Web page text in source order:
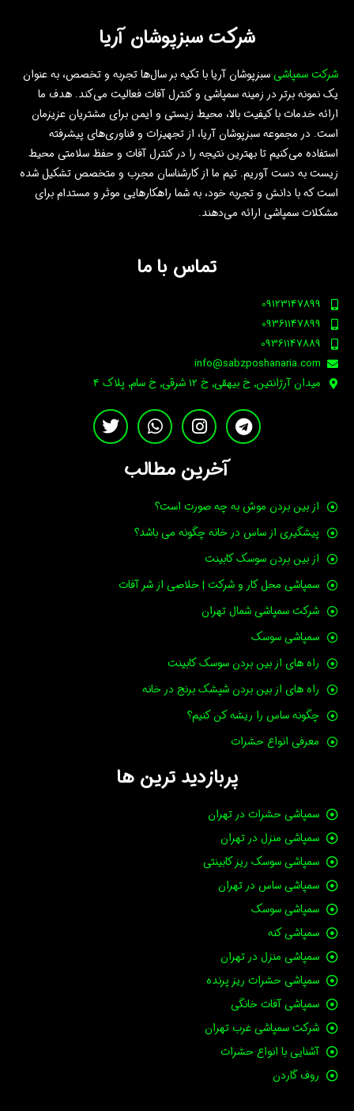
شرکت سبزپوشان آریا
شرکت سمپاشیسبزپوشان آریا با تکیه بر سال‌ها تجربه و تخصص، به عنوان
یک نمونه برتر در زمینه سمپاشی و کنترل آفات فعالیت می‌کند. هدف ما
ارائه خدمات با کیفیت بالا، محیط زیستی و ایمن برای مشتریان عزیزمان
است. در مجموعه سبزپوشان آریا، از تجهیزات و فناوری‌های پیشرفته
استفاده می‌کنیم تا بهترین نتیجه را در کنترل آفات و حفظ سلامتی محیط
زیست به دست آوریم. تیم ما از کارشناسان مجرب و متخصص تشکیل شده
است که با دانش و تجربه خود، به شما راهکارهایی موثر و مستدام برای
مشکلات سمپاشی ارائه می‌دهند.
تماس با ما
09123147899
09361147899
09361147889
info@sabzposhanaria.com
ميدان آرژانتين٬ خ بيهقي٬ خ 12 شرقي٬ خ سام٬ پلاک 4
T
e
l
r
a
m
I
n
s
t
a
g
r
a
W
h
a
t
a
p
p
T
w
i
آخرین مطالب
از بین بردن موش به چه صورت است؟
پیشگیری از ساس در خانه چگونه می باشد؟
از بین بردن سوسک کابینت
سمپاشی محل کار و شرکت | خلاصی از شر آفات
شرکت سمپاشی شمال تهران
سمپاشی سوسک
راه های از بین بردن سوسک کابینت
راه های از بین بردن شپشک برنج در خانه
چگونه ساس را ریشه کن کنیم؟
معرفی انواع حشرات
پربازدید ترین ها
سمپاشی حشرات در تهران
سمپاشی منزل در تهران
سمپاشی سوسک ریز کابینتی
سمپاشی ساس در تهران
سمپاشی سوسک
سمپاشی کنه
سمپاشی منزل در تهران
سمپاشی حشرات ریز پرنده
سمپاشی آفات خانگی
شرکت سمپاشی غرب تهران
آشنایی با انواع حشرات
روف گاردن